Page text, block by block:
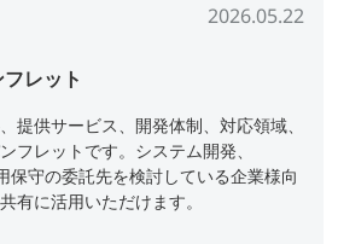
2026.05.22
レット
提供サービス、開発体制、対応領域、
フレットです。システム開発、
保守の委託先を検討している企業様向
有に活用いただけます。